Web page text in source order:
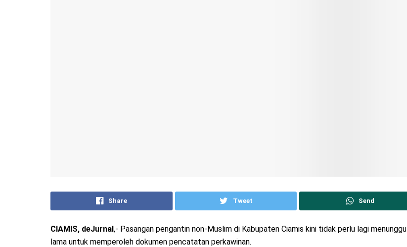
Share Tweet Send
CIAMIS, deJurnal,- Pasangan pengantin non-Muslim di Kabupaten Ciamis kini tidak perlu lagi menunggu
lama untuk memperoleh dokumen pencatatan perkawinan.